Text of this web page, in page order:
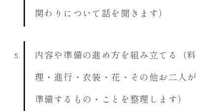
関わりについて話を聞きます）
内容や準備の進め方を組み立てる（料
理・進行・衣装・花・その他お二人が
準備するもの・ことを整理します）